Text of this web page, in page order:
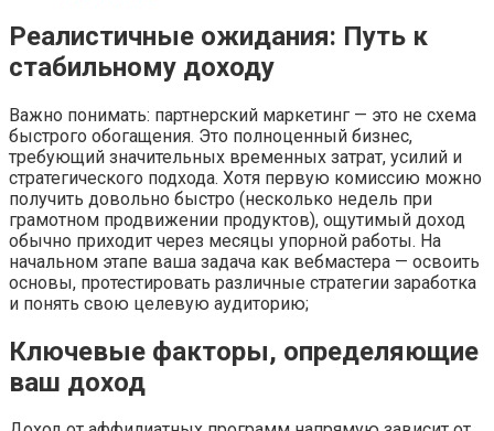
Реалистичные ожидания: Путь к
стабильному доходу
Важно понимать: партнерский маркетинг — это не схема
быстрого обогащения. Это полноценный бизнес,
требующий значительных временных затрат, усилий и
стратегического подхода. Хотя первую комиссию можно
получить довольно быстро (несколько недель при
грамотном продвижении продуктов), ощутимый доход
обычно приходит через месяцы упорной работы. На
начальном этапе ваша задача как вебмастера — освоить
основы, протестировать различные стратегии заработка
и понять свою целевую аудиторию;
Ключевые факторы, определяющие
ваш доход